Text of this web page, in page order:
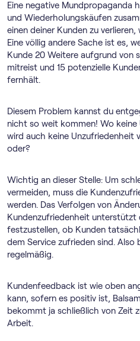
Eine negative Mundpropaganda
und Wiederholungskäufen
einen deiner Kunden zu
Eine völlig andere Sache ist es,
Kunde 20 Weitere aufgrund von
mitreist und 15 potenzielle
fernhält.
Diesem Problem kannst du
nicht so weit kommen! Wo
wird auch keine Unzufriedenheit
oder?
Wichtig an dieser Stelle: Um
vermeiden, muss die
werden. Das Verfolgen von
Kundenzufriedenheit unterstützt
festzustellen, ob Kunden
dem Service zufrieden sind. Also
regelmäßig.
Kundenfeedback ist wie oben
kann, sofern es positiv ist,
bekommt ja schließlich von Zeit
Arbeit.